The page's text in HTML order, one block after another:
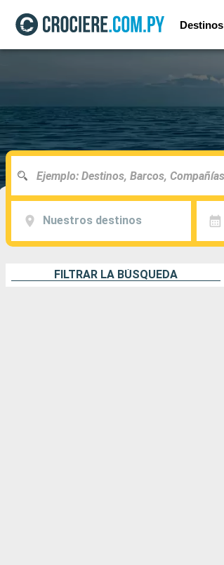
Destinos
Nuestros destinos
FILTRAR LA BÚSQUEDA